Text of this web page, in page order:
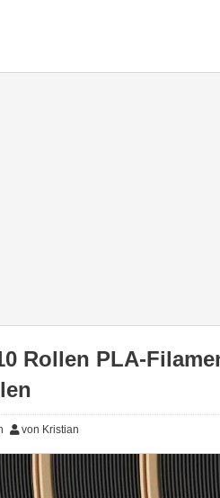
Rollen PLA-
von Kristian